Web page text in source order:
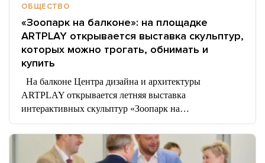
ОБЩЕСТВО
«Зоопарк на балконе»: на площадке
ARTPLAY открывается выставка скульптур,
которых можно трогать, обнимать и
купить
На балконе Центра дизайна и архитектуры
ARTPLAY открывается летняя выставка
интерактивных скульптур «Зоопарк на…